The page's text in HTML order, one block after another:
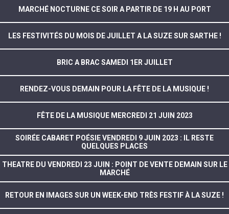
MARCHÉ NOCTURNE CE SOIR A PARTIR DE 19 H AU PORT
LES FESTIVITÉS DU MOIS DE JUILLET A LA SUZE SUR SARTHE !
BRIC A BRAC SAMEDI 1ER JUILLET
RENDEZ-VOUS DEMAIN POUR LA FÊTE DE LA MUSIQUE !
FÊTE DE LA MUSIQUE MERCREDI 21 JUIN 2023
SOIRÉE CABARET POÉSIE VENDREDI 9 JUIN 2023 : IL RESTE
QUELQUES PLACES
THEATRE DU VENDREDI 23 JUIN : POINT DE VENTE DEMAIN SUR LE
MARCHÉ
RETOUR EN IMAGES SUR UN WEEK-END TRÈS FESTIF À LA SUZE !